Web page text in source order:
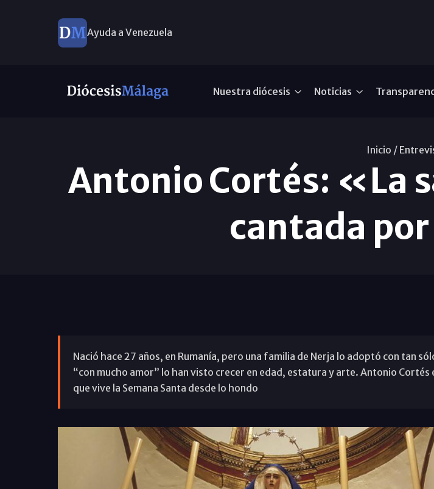
Ayuda a Venezuela
Nuestra diócesis Noticias
Inicio /
Antonio Cortés: «La
cantada
Nació hace 27 años, en Rumanía, pero una familia de Nerja lo adoptó con tan
“con mucho amor” lo han visto crecer en edad, estatura y arte. Antonio Cortés
que vive la Semana Santa desde lo hondo